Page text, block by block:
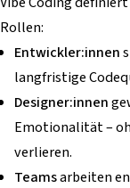
Rollen:
Entwickler:innen
langfristige
Designer:innen
Emotionalität –
verlieren.
Teamsarbeiten